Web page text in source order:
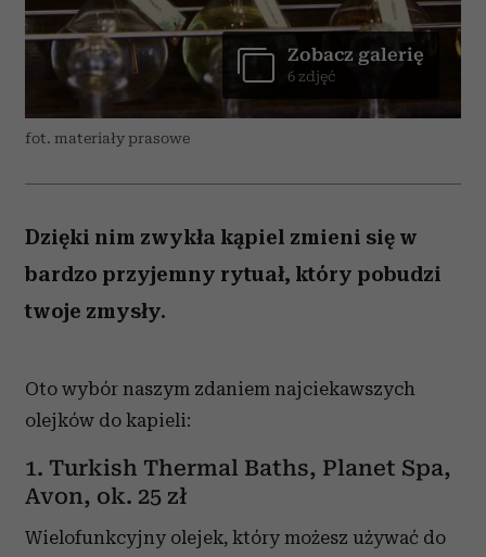
fot. materiały prasowe
Zobacz galerię
6 zdjęć
Dzięki nim zwykła kąpiel zmieni się w
bardzo przyjemny rytuał, który pobudzi
twoje zmysły.
Oto wybór naszym zdaniem najciekawszych
olejków do kapieli:
1. Turkish Thermal Baths, Planet Spa,
Avon, ok. 25 zł
Wielofunkcyjny olejek, który możesz używać do